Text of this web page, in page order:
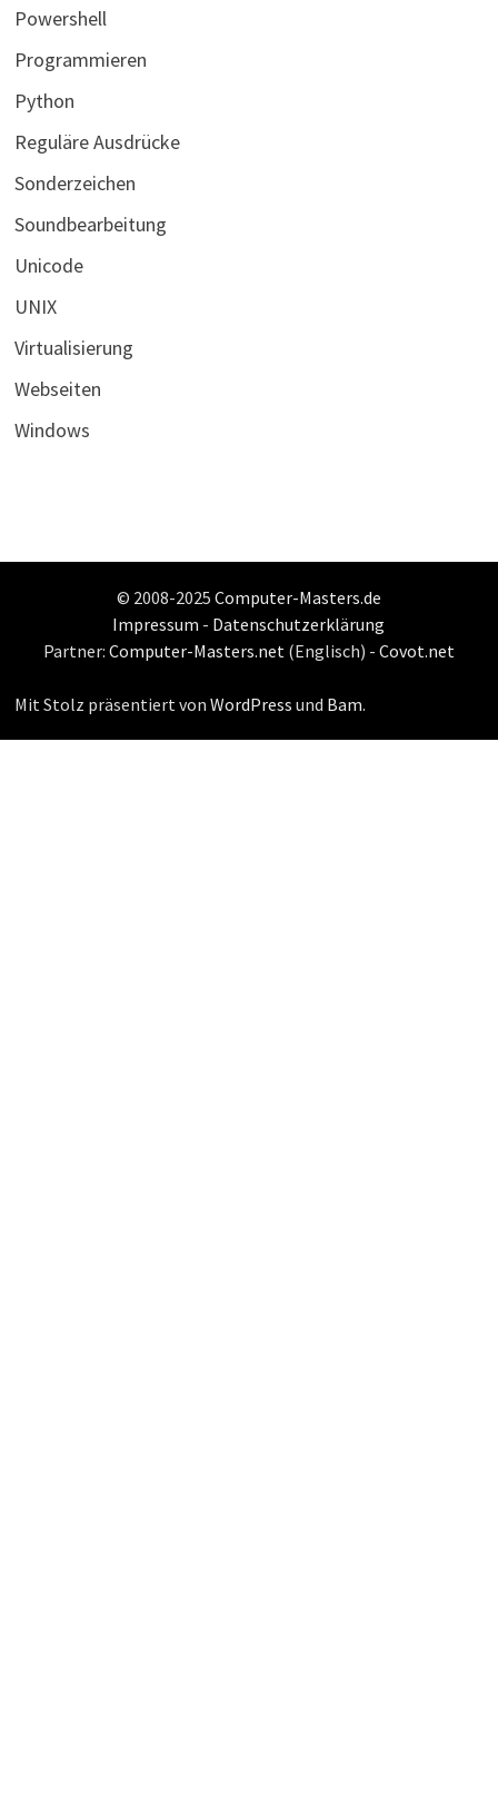
Powershell
Programmieren
Python
Reguläre Ausdrücke
Sonderzeichen
Soundbearbeitung
Unicode
UNIX
Virtualisierung
Webseiten
Windows
© 2008-2025 Computer-Masters.de
Impressum - Datenschutzerklärung
Partner: Computer-Masters.net (Englisch) - Covot.net
Mit Stolz präsentiert vonWordPress und Bam.